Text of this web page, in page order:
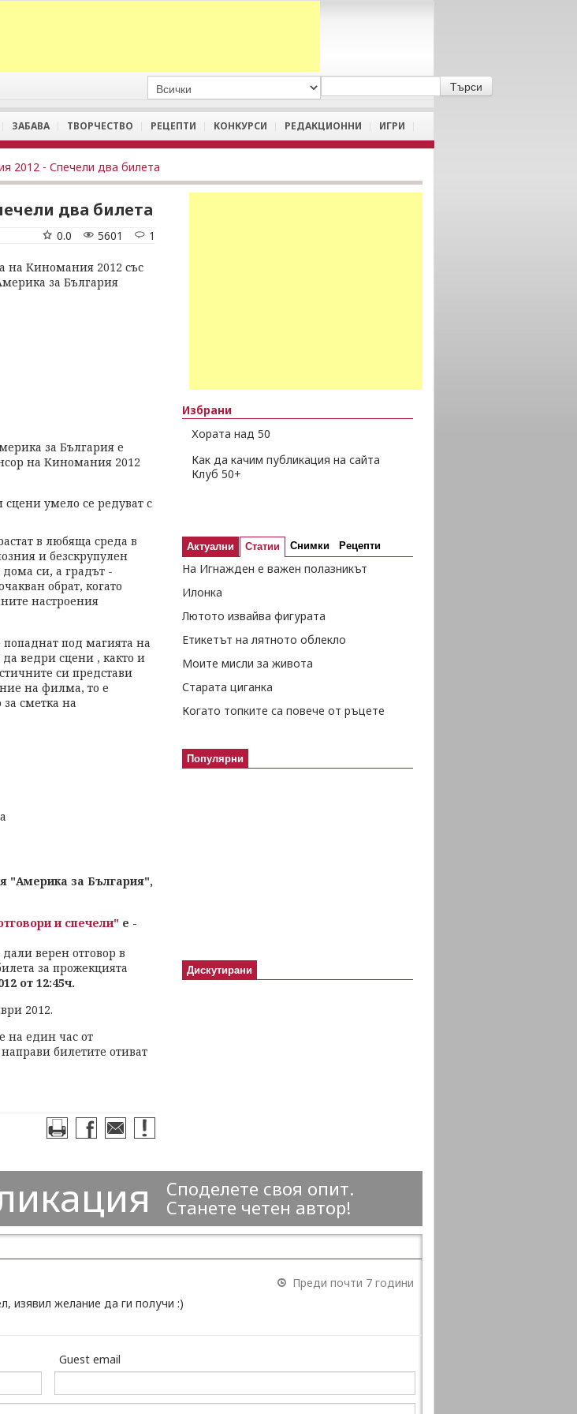
ЗАБАВА ТВОРЧЕСТВО РЕЦЕПТИ КОНКУРСИ РЕДАКЦИОННИ ИГРИ
2012 - Спечели два билета
два билета
1
5601
0.0
на Киномания 2012 със
за България
умело се редуват с
в любяща среда в
и безскрупулен
си, а градът -
обрат, когато
настроения
под магията на
ведри сцени , както и
си представи
на филма, то е
сметка на
"Америка за България",
и спечели" е -
верен отговор в
за прожекцията
от 12:45ч.
2012.
на един час от
билетите отиват
Избрани
Хората над 50
Как да качим публикация на сайта
Клуб 50+
Актуални Статии Снимки Рецепти
На Игнажден е важен полазникът
Илонка
Лютото извайва фигурата
Етикетът на лятното облекло
Моите мисли за живота
Старата циганка
Когато топките са повече от ръцете
Популярни
Дискутирани
Споделете своя опит.
Станете четен автор!
Преди почти 7 години
изявил желание да ги получи :)
Guest email